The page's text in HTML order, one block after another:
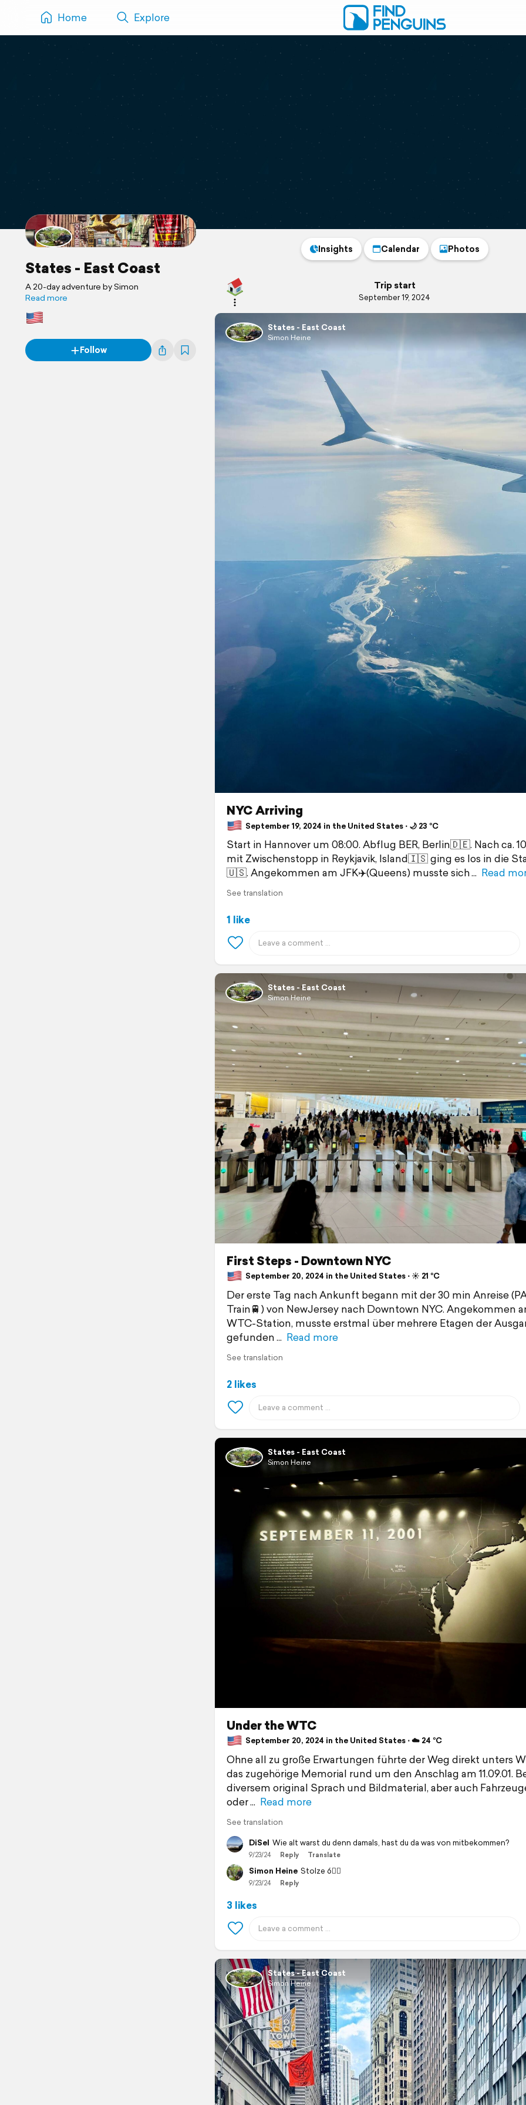
Home Explore
States - East Coast
A 20-day adventure by Simon
Read more
Follow
Insights Calendar Photos
Trip start
September 19, 2024
States - East Coast
Simon Heine
NYC Arriving
September 19, 2024 in the United States ⋅ 🌙 23 °C
Start in Hannover um 08:00. Abflug BER, Berlin🇩🇪. Nach ca.
mit Zwischenstopp in Reykjavik, Island🇮🇸 ging es los in die
🇺🇸. Angekommen am JFK✈️(Queens) musste sich
Read
See translation
1 like
States - East Coast
Simon Heine
First Steps - Downtown NYC
September 20, 2024 in the United States ⋅ ☀️ 21 °C
Der erste Tag nach Ankunft begann mit der 30 min Anreise
Train🚆) von NewJersey nach Downtown NYC. Angekommen
WTC-Station, musste erstmal über mehrere Etagen der
gefunden
Read more
See translation
2 likes
States - East Coast
Simon Heine
Under the WTC
September 20, 2024 in the United States ⋅ ☁️ 24 °C
Ohne all zu große Erwartungen führte der Weg direkt unters
das zugehörige Memorial rund um den Anschlag am 11.09.01.
diversem original Sprach und Bildmaterial, aber auch
oder
Read more
See translation
DiSel Wie alt warst du denn damals, hast du da was von mitbekommen?
9/23/24 Reply Translate
Simon Heine Stolze 6☝🏼
9/23/24 Reply
3 likes
States - East Coast
Simon Heine